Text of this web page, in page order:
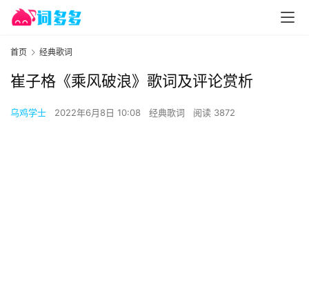
首页 经典歌词
崔子格《乘风破浪》歌词及评论赏析
乌鸡学士 2022年6月8日 10:08 经典歌词 阅读 3872